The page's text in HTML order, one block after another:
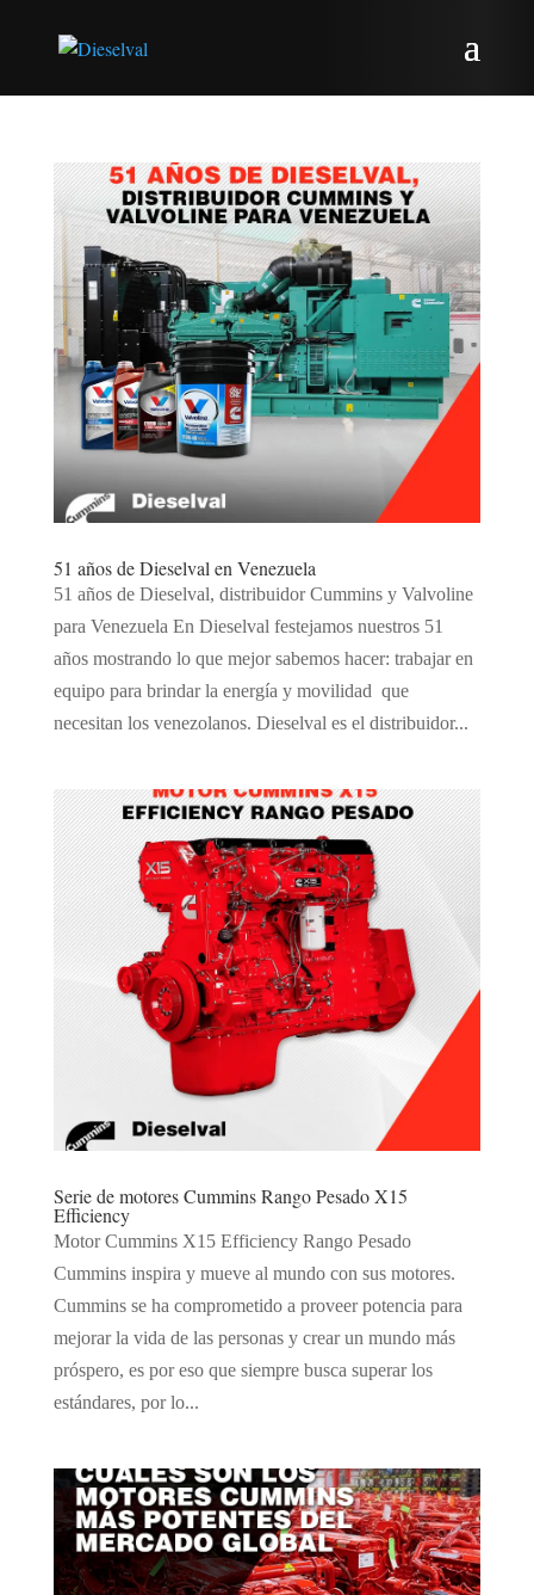
51 años de Dieselval en Venezuela
51 años de Dieselval, distribuidor Cummins y Valvoline
para Venezuela En Dieselval festejamos nuestros 51
años mostrando lo que mejor sabemos hacer: trabajar en
equipo para brindar la energía y movilidad que
necesitan los venezolanos. Dieselval es el distribuidor...
Serie de motores Cummins Rango Pesado X15
Efficiency
Motor Cummins X15 Efficiency Rango Pesado
Cummins inspira y mueve al mundo con sus motores.
Cummins se ha comprometido a proveer potencia para
mejorar la vida de las personas y crear un mundo más
próspero, es por eso que siempre busca superar los
estándares, por lo...